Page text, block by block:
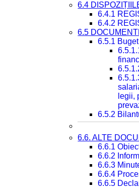
6.4
6.4.1
6.4.2
6.5
6.5.1
legii,
6.5.2
6.6. ALTE
6.6.1
6.6.2
6.6.3
6.6.4
6.6.5